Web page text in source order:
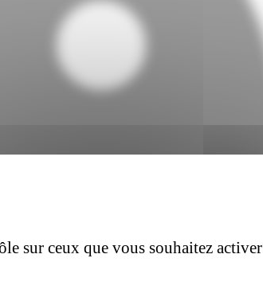
sur ceux que vous souhaitez activer